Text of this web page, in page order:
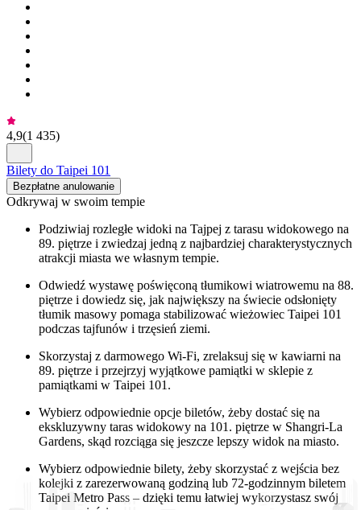
4,9(1 435)
Bilety do Taipei 101
Bezpłatne anulowanie
Odkrywaj w swoim tempie
Podziwiaj rozległe widoki na Tajpej z tarasu widokowego na
89. piętrze i zwiedzaj jedną z najbardziej charakterystycznych
atrakcji miasta we własnym tempie.
Odwiedź wystawę poświęconą tłumikowi wiatrowemu na 88.
piętrze i dowiedz się, jak największy na świecie odsłonięty
tłumik masowy pomaga stabilizować wieżowiec Taipei 101
podczas tajfunów i trzęsień ziemi.
Skorzystaj z darmowego Wi-Fi, zrelaksuj się w kawiarni na
89. piętrze i przejrzyj wyjątkowe pamiątki w sklepie z
pamiątkami w Taipei 101.
Wybierz odpowiednie opcje biletów, żeby dostać się na
ekskluzywny taras widokowy na 101. piętrze w Shangri-La
Gardens, skąd rozciąga się jeszcze lepszy widok na miasto.
Wybierz odpowiednie bilety, żeby skorzystać z wejścia bez
kolejki z zarezerwowaną godziną lub 72-godzinnym biletem
Taipei Metro Pass – dzięki temu łatwiej wykorzystasz swój